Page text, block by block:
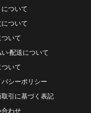
ついて
ついて
いて
‧配送について
いて
シーポリシー
取引に基づく表記
合わせ